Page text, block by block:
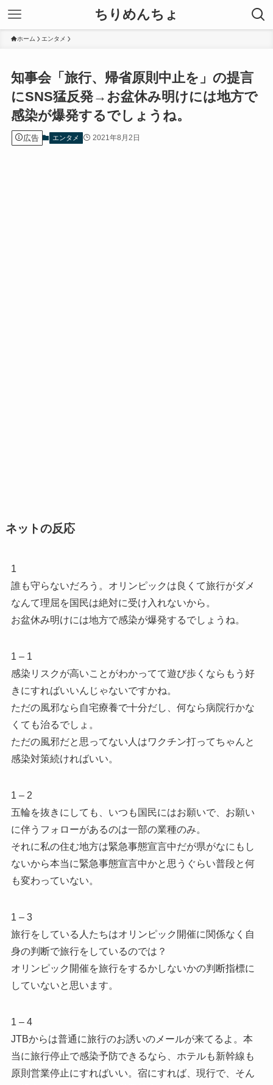
ちりめんちょ
ホーム エンタメ
知事会「旅行、帰省原則中止を」の提言
にSNS猛反発→お盆休み明けには地方で
感染が爆発するでしょうね。
広告 エンタメ 2021年8月2日
ネットの反応
1
誰も守らないだろう。オリンピックは良くて旅行がダメ
なんて理屈を国民は絶対に受け入れないから。
お盆休み明けには地方で感染が爆発するでしょうね。
1 – 1
感染リスクが高いことがわかってて遊び歩くならもう好
きにすればいいんじゃないですかね。
ただの風邪なら自宅療養で十分だし、何なら病院行かな
くても治るでしょ。
ただの風邪だと思ってない人はワクチン打ってちゃんと
感染対策続ければいい。
1 – 2
五輪を抜きにしても、いつも国民にはお願いで、お願い
に伴うフォローがあるのは一部の業種のみ。
それに私の住む地方は緊急事態宣言中だが県がなにもし
ないから本当に緊急事態宣言中かと思うぐらい普段と何
も変わっていない。
1 – 3
旅行をしている人たちはオリンピック開催に関係なく自
身の判断で旅行をしているのでは？
オリンピック開催を旅行をするかしないかの判断指標に
していないと思います。
1 – 4
JTBからは普通に旅行のお誘いのメールが来てるよ。本
当に旅行停止で感染予防できるなら、ホテルも新幹線も
原則営業停止にすればいい。宿にすれば、現行で、そん